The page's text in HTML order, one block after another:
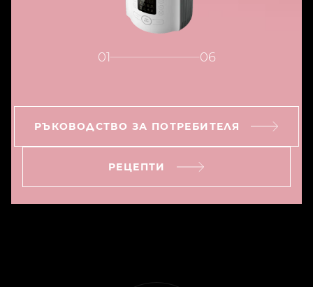
01 06
РЪКОВОДСТВО ЗА ПОТРЕБИТЕЛЯ
РЕЦЕПТИ